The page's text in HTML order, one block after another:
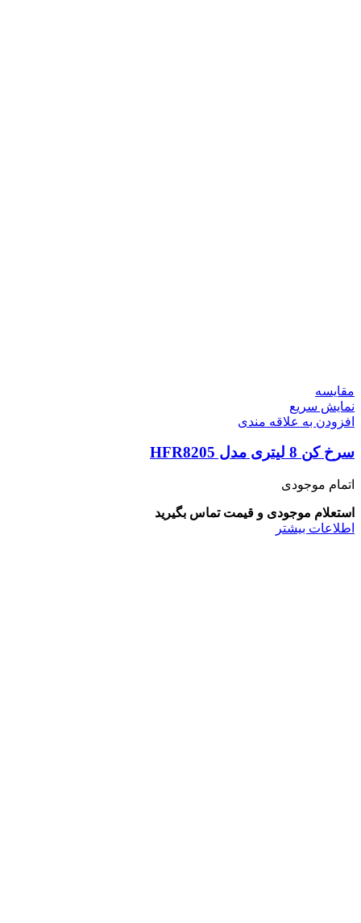
مقايسه
نمایش سریع
افزودن به علاقه مندی
سرخ کن 8 لیتری مدل HFR8205
اتمام موجودی
استعلام موجودی و قیمت تماس بگیرید
اطلاعات بیشتر